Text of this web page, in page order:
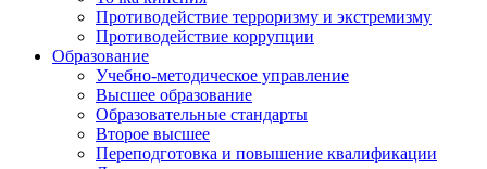
Противодействие терроризму и экстремизму
Противодействие коррупции
Образование
Учебно-методическое управление
Высшее образование
Образовательные стандарты
Второе высшее
Переподготовка и повышение квалификации